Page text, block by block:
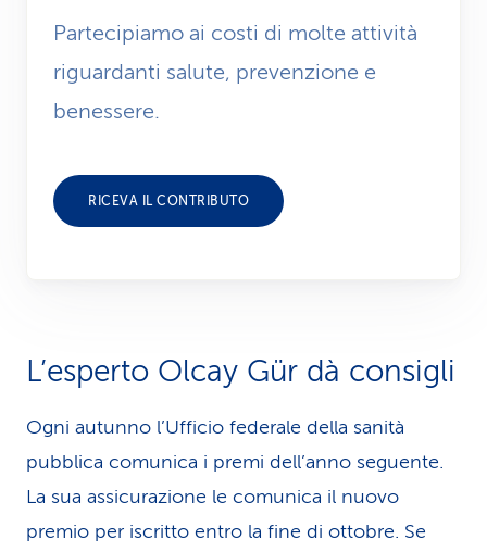
Partecipiamo ai costi di molte attività
riguardanti salute, prevenzione e
benessere.
RICEVA IL CONTRIBUTO
L’esperto Olcay Gür dà consigli
Ogni autunno l’Ufficio federale della sanità
pubblica comunica i premi dell’anno seguente.
La sua assicurazione le comunica il nuovo
premio per iscritto entro la fine di ottobre. Se